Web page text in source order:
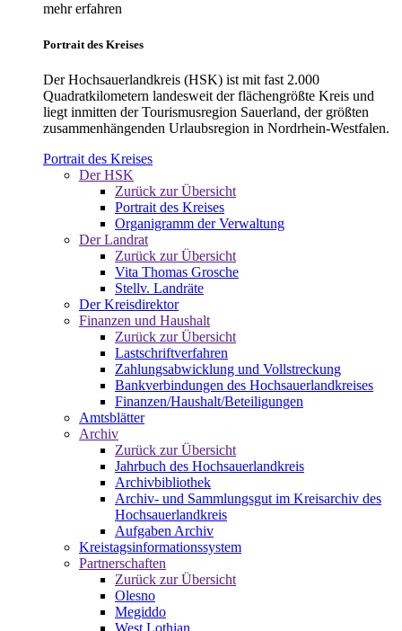
mehr erfahren
Portrait des Kreises
Der Hochsauerlandkreis (HSK) ist mit fast 2.000
Quadratkilometern landesweit der flächengrößte Kreis und
liegt inmitten der Tourismusregion Sauerland, der größten
zusammenhängenden Urlaubsregion in Nordrhein-Westfalen.
Portrait des Kreises
Der HSK
Zurück zur Übersicht
Portrait des Kreises
Organigramm der Verwaltung
Der Landrat
Zurück zur Übersicht
Vita Thomas Grosche
Stellv. Landräte
Der Kreisdirektor
Finanzen und Haushalt
Zurück zur Übersicht
Lastschriftverfahren
Zahlungsabwicklung und Vollstreckung
Bankverbindungen des Hochsauerlandkreises
Finanzen/Haushalt/Beteiligungen
Amtsblätter
Archiv
Zurück zur Übersicht
Jahrbuch des Hochsauerlandkreis
Archivbibliothek
Archiv- und Sammlungsgut im Kreisarchiv des
Hochsauerlandkreis
Aufgaben Archiv
Kreistagsinformationssystem
Partnerschaften
Zurück zur Übersicht
Olesno
Megiddo
West Lothian